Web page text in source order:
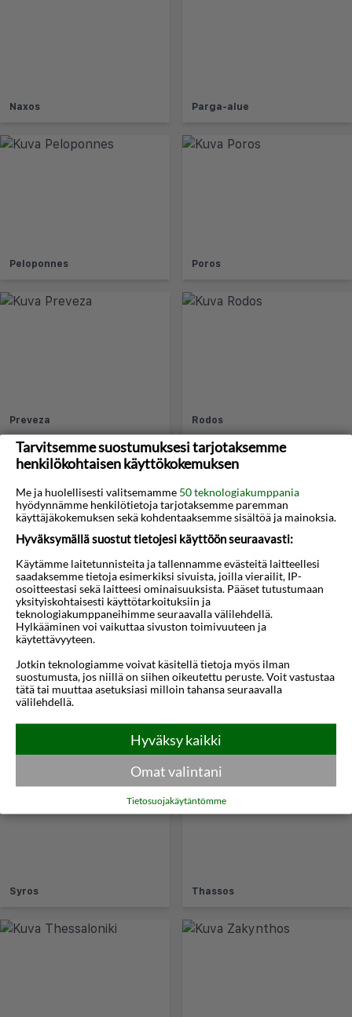
Naxos Parga-alue
Peloponnes Poros
Preveza Rodos
Samos Santorini
Skyros
Syros Thassos
Tarvitsemme suostumuksesi tarjotaksemme
henkilökohtaisen käyttökokemuksen
Me ja huolellisesti valitsemamme 50 teknologiakumppania
hyödynnämme henkilötietoja tarjotaksemme paremman
käyttäjäkokemuksen sekä kohdentaaksemme sisältöä ja mainoksia.
Hyväksymällä suostut tietojesi käyttöön seuraavasti:
Käytämme laitetunnisteita ja tallennamme evästeitä laitteellesi
saadaksemme tietoja esimerkiksi sivuista, joilla vierailit, IP-
osoitteestasi sekä laitteesi ominaisuuksista. Pääset tutustumaan
yksityiskohtaisesti käyttötarkoituksiin ja
teknologiakumppaneihimme seuraavalla välilehdellä.
Hylkääminen voi vaikuttaa sivuston toimivuuteen ja
käytettävyyteen.
Jotkin teknologiamme voivat käsitellä tietoja myös ilman
suostumusta, jos niillä on siihen oikeutettu peruste. Voit vastustaa
tätä tai muuttaa asetuksiasi milloin tahansa seuraavalla
välilehdellä.
Hyväksy kaikki
Omat valintani
Tietosuojakäytäntömme